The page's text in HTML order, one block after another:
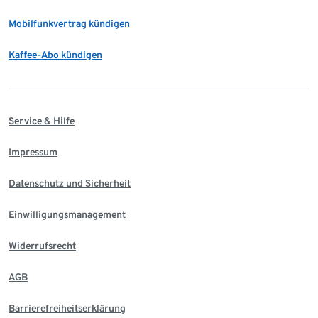
Mobilfunkvertrag kündigen
Kaffee-Abo kündigen
Service & Hilfe
Impressum
Datenschutz und Sicherheit
Einwilligungsmanagement
Widerrufsrecht
AGB
Barrierefreiheitserklärung